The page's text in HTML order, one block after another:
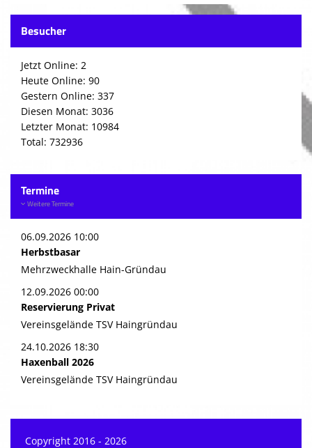
Besucher
Jetzt Online: 2
Heute Online: 90
Gestern Online: 337
Diesen Monat: 3036
Letzter Monat: 10984
Total: 732936
Termine
Weitere Termine
06.09.2026 10:00
Herbstbasar
Mehrzweckhalle Hain-Gründau
12.09.2026 00:00
Reservierung Privat
Vereinsgelände TSV Haingründau
24.10.2026 18:30
Haxenball 2026
Vereinsgelände TSV Haingründau
Copyright 2016 - 2026